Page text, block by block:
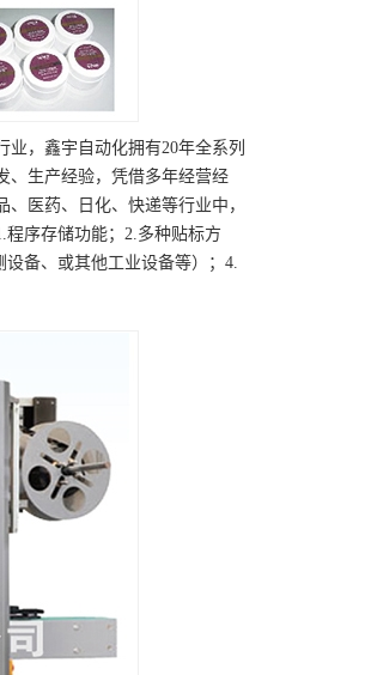
，鑫宇自动化拥有20年全系列
、生产经验，凭借多年经营经
医药、日化、快递等行业中，
序存储功能；2.多种贴标方
备、或其他工业设备等）；4.